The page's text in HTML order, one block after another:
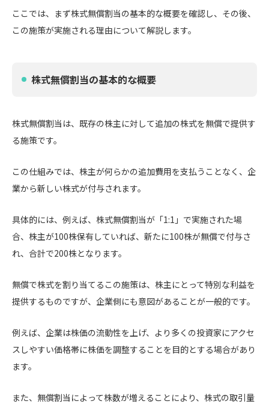
ここでは、まず株式無償割当の基本的な概要を確認し、その後、
この施策が実施される理由について解説します。
株式無償割当の基本的な概要
株式無償割当は、既存の株主に対して追加の株式を無償で提供す
る施策です。
この仕組みでは、株主が何らかの追加費用を支払うことなく、企
業から新しい株式が付与されます。
具体的には、例えば、株式無償割当が「1:1」で実施された場
合、株主が100株保有していれば、新たに100株が無償で付与さ
れ、合計で200株となります。
無償で株式を割り当てるこの施策は、株主にとって特別な利益を
提供するものですが、企業側にも意図があることが一般的です。
例えば、企業は株価の流動性を上げ、より多くの投資家にアクセ
スしやすい価格帯に株価を調整することを目的とする場合があり
ます。
また、無償割当によって株数が増えることにより、株式の取引量